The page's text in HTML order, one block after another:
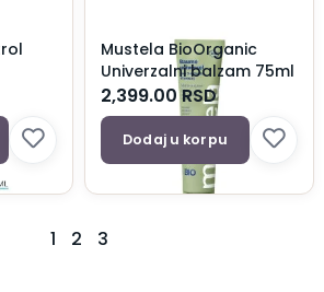
Mustela BioOrganic
Univerzalni balzam 75ml
2,399.00RSD
Dodaj u korpu
1 2 3